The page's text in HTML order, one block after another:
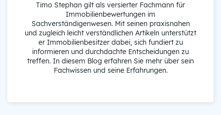
Timo Stephan gilt als versierter Fachmann für
Immobilienbewertungen im
Sachverständigenwesen. Mit seinen praxisnahen
und zugleich leicht verständlichen Artikeln unterstützt
er Immobilienbesitzer dabei, sich fundiert zu
informieren und durchdachte Entscheidungen zu
treffen. In diesem Blog erfahren Sie mehr über sein
Fachwissen und seine Erfahrungen.